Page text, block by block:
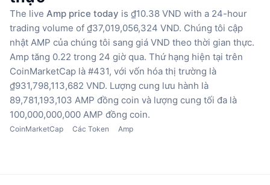
The live Amp price today is ₫10.38 VND with a 24-hour
trading volume of ₫37,019,056,324 VND. Chúng tôi cập
nhật AMP của chúng tôi sang giá VND theo thời gian thực.
Amp tăng 0.22 trong 24 giờ qua. Thứ hạng hiện tại trên
CoinMarketCap là #431, với vốn hóa thị trường là
₫931,798,113,682 VND. Lượng cung lưu hành là
89,781,193,103 AMP đồng coin và lượng cung tối đa là
100,000,000,000 AMP đồng coin.
CoinMarketCap Các Token Amp